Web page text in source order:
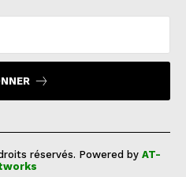
réservés. Powered by AT-